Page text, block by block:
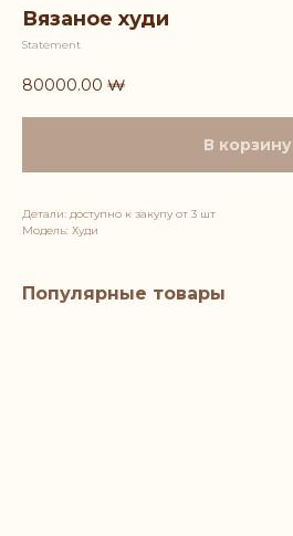
Вязаное худи
Statement
80000.00 ₩
В корзину
Детали: доступно к закупу от 3 шт
Модель: Худи
Популярные товары